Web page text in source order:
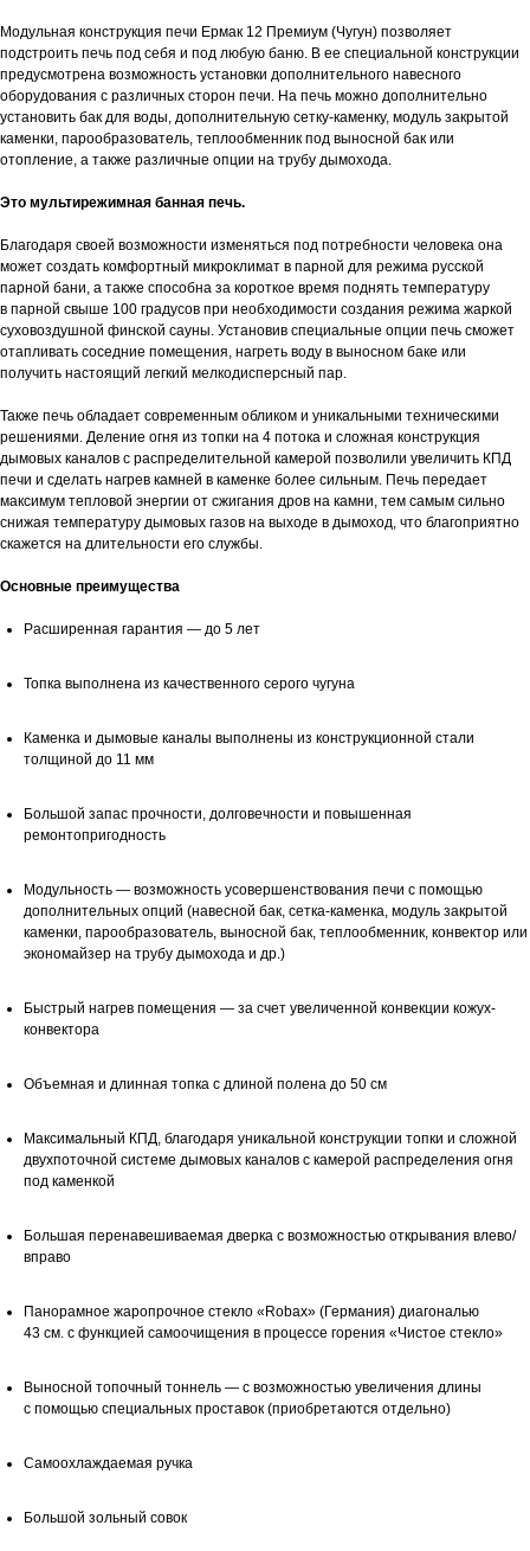
Модульная конструкция печи Ермак 12 Премиум (Чугун) позволяет
подстроить печь под себя и под любую баню. В ее специальной конструкции
предусмотрена возможность установки дополнительного навесного
оборудования с различных сторон печи. На печь можно дополнительно
установить бак для воды, дополнительную сетку-каменку, модуль закрытой
каменки, парообразователь, теплообменник под выносной бак или
отопление, а также различные опции на трубу дымохода.
Это мультирежимная банная печь.
Благодаря своей возможности изменяться под потребности человека она
может создать комфортный микроклимат в парной для режима русской
парной бани, а также способна за короткое время поднять температуру
в парной свыше 100 градусов при необходимости создания режима жаркой
суховоздушной финской сауны. Установив специальные опции печь сможет
отапливать соседние помещения, нагреть воду в выносном баке или
получить настоящий легкий мелкодисперсный пар.
Также печь обладает современным обликом и уникальными техническими
решениями. Деление огня из топки на 4 потока и сложная конструкция
дымовых каналов с распределительной камерой позволили увеличить КПД
печи и сделать нагрев камней в каменке более сильным. Печь передает
максимум тепловой энергии от сжигания дров на камни, тем самым сильно
снижая температуру дымовых газов на выходе в дымоход, что благоприятно
скажется на длительности его службы.
Основные преимущества
Расширенная гарантия — до 5 лет
Топка выполнена из качественного серого чугуна
Каменка и дымовые каналы выполнены из конструкционной стали
толщиной до 11 мм
Большой запас прочности, долговечности и повышенная
ремонтопригодность
Модульность — возможность усовершенствования печи с помощью
дополнительных опций (навесной бак, сетка-каменка, модуль закрытой
каменки, парообразователь, выносной бак, теплообменник, конвектор или
экономайзер на трубу дымохода и др.)
Быстрый нагрев помещения — за счет увеличенной конвекции кожух-
конвектора
Объемная и длинная топка с длиной полена до 50 см
Максимальный КПД, благодаря уникальной конструкции топки и сложной
двухпоточной системе дымовых каналов с камерой распределения огня
под каменкой
Большая перенавешиваемая дверка с возможностью открывания влево/
вправо
Панорамное жаропрочное стекло «Robax» (Германия) диагональю
43 см. с функцией самоочищения в процессе горения «Чистое стекло»
Выносной топочный тоннель — с возможностью увеличения длины
с помощью специальных проставок (приобретаются отдельно)
Самоохлаждаемая ручка
Большой зольный совок